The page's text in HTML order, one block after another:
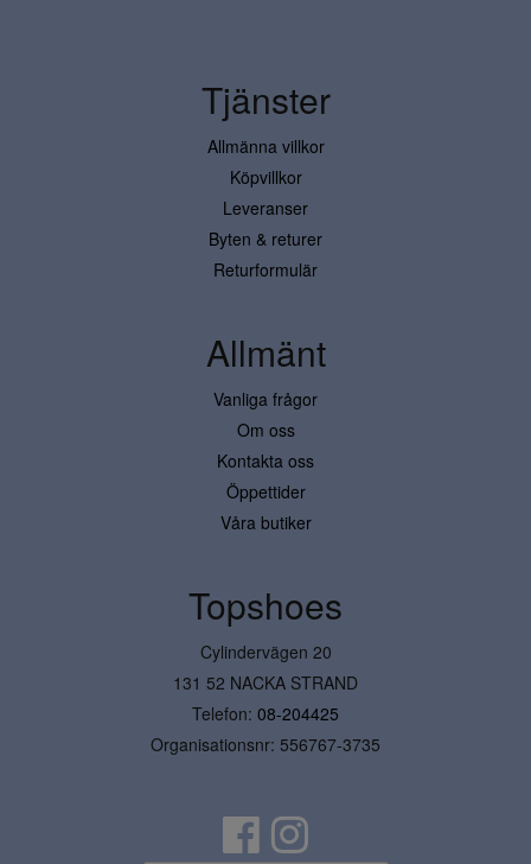
Tjänster
Allmänna villkor
Köpvillkor
Leveranser
Byten & returer
Returformulär
Allmänt
Vanliga frågor
Om oss
Kontakta oss
Öppettider
Våra butiker
Topshoes
Cylindervägen 20
131 52 NACKA STRAND
Telefon: 08-204425
Organisationsnr: 556767-3735